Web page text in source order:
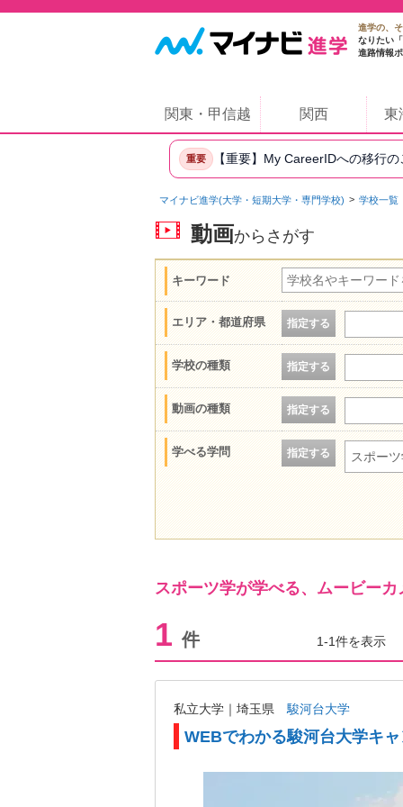
進学の、
なりたい
進路情報
関東・甲信越 関西 東
重要 【重要】My CareerIDへの移行
マイナビ進学(大学・短期大学・専門学校) 学校一覧
動画からさがす
キーワード
エリア・都道府県 指定する
学校の種類 指定する
動画の種類 指定する
学べる学問 指定する スポー
スポーツ学が学べる、ムービー
1 件 1-1件を表示
私立大学｜埼玉県 駿河台大学
WEBでわかる駿河台大学キ